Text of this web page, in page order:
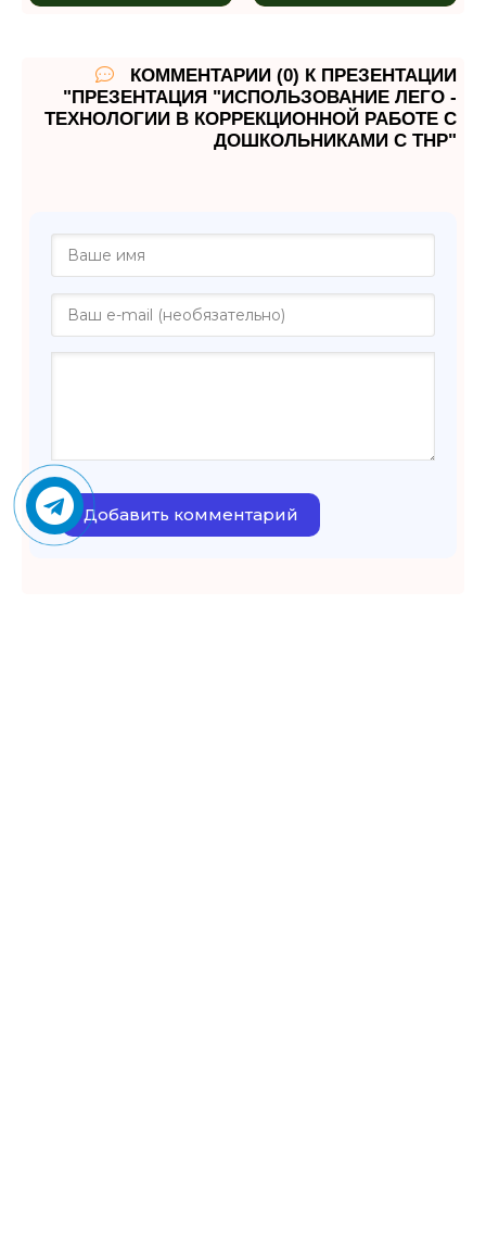
КОММЕНТАРИИ (0) К ПРЕЗЕНТАЦИИ
"ПРЕЗЕНТАЦИЯ "ИСПОЛЬЗОВАНИЕ ЛЕГО -
ТЕХНОЛОГИИ В КОРРЕКЦИОННОЙ РАБОТЕ С
ДОШКОЛЬНИКАМИ С ТНР"
Добавить комментарий